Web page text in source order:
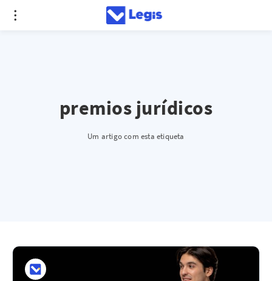
premios jurídicos
Um artigo com esta etiqueta